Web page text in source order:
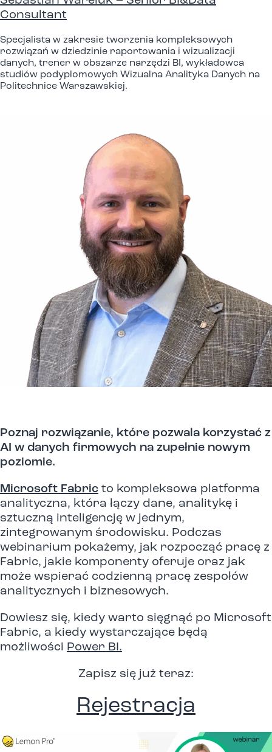
Consultant
Specjalista w zakresie tworzenia kompleksowych
rozwiązań w dziedzinie raportowania i wizualizacji
danych, trener w obszarze narzędzi BI, wykładowca
studiów podyplomowych Wizualna Analityka Danych na
Politechnice Warszawskiej.
Poznaj rozwiązanie, które pozwala korzystać z
AI w danych firmowych na zupełnie nowym
poziomie.
Microsoft Fabric to kompleksowa platforma
analityczna, która łączy dane, analitykę i
sztuczną inteligencję w jednym,
zintegrowanym środowisku. Podczas
webinarium pokażemy, jak rozpocząć pracę z
Fabric, jakie komponenty oferuje oraz jak
może wspierać codzienną pracę zespołów
analitycznych i biznesowych.
Dowiesz się, kiedy warto sięgnąć po Microsoft
Fabric, a kiedy wystarczające będą
możliwości Power BI.
Zapisz się już teraz:
Rejestracja